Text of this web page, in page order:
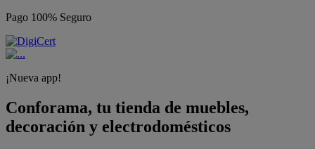
Pago 100% Seguro
¡Nueva app!
Conforama, tu tienda de muebles,
decoración y electrodomésticos